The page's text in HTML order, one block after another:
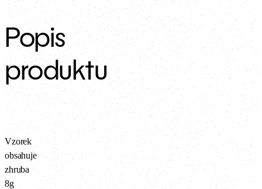
Popis
produktu
Vzorek
obsahuje
zhruba
8g